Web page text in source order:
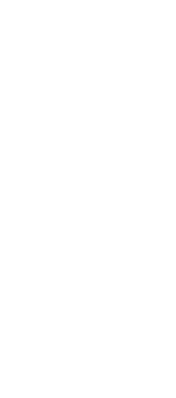
Amortisseurs Falcon SP 2 3.3 Fast